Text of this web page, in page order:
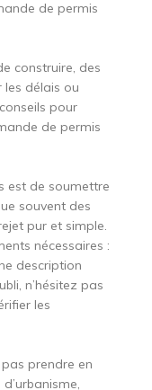
de permis
construire, des
les délais ou
pour
de permis
est de soumettre
souvent des
pur et simple.
nécessaires :
description
n’hésitez pas
les
prendre en